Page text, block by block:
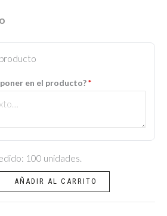
en el producto?*
100 unidades.
AÑADIR AL CARRITO